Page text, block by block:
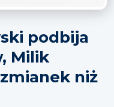
podbija
Milik
niż